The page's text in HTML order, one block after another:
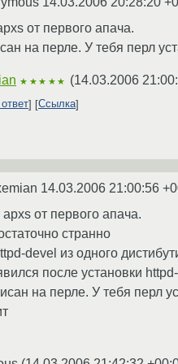
от первого апача.
на перле. У тебя перл
★★★★★ (14.03.2006
ответ Ссылка
14.03.2006 21:00:56
от первого апача.
странно
devel из одного
после установки
на перле. У тебя перл